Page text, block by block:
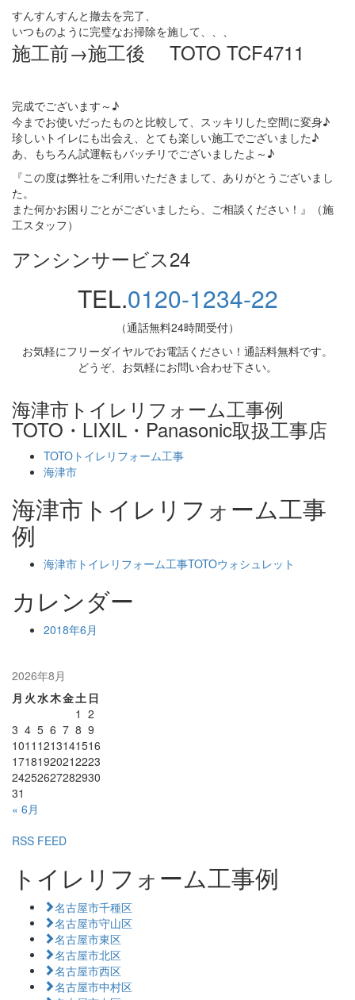
すんすんすんと撤去を完了、
いつものように完璧なお掃除を施して、、、
施工前→施工後 TOTO TCF4711
完成でございます～♪
今までお使いだったものと比較して、スッキリした空間に変身♪
珍しいトイレにも出会え、とても楽しい施工でございました♪
あ、もちろん試運転もバッチリでございましたよ～♪
『この度は弊社をご利用いただきまして、ありがとうございまし
た。
また何かお困りごとがございましたら、ご相談ください！』（施
工スタッフ）
アンシンサービス24
TEL.0120-1234-22
（通話無料24時間受付）
お気軽にフリーダイヤルでお電話ください！通話料無料です。
どうぞ、お気軽にお問い合わせ下さい。
海津市トイレリフォーム工事例
TOTO・LIXIL・Panasonic取扱工事店
TOTOトイレリフォーム工事
海津市
海津市トイレリフォーム工事
例
海津市トイレリフォーム工事TOTOウォシュレット
カレンダー
2018年6月
2026年8月
月 火水木金土 日
« 6月
1 2
3 4 5 6 7 8 9
1011 1213141516
17181920212223
24252627282930
31
RSS FEED
トイレリフォーム工事例
名古屋市千種区
名古屋市守山区
名古屋市東区
名古屋市北区
名古屋市西区
名古屋市中村区